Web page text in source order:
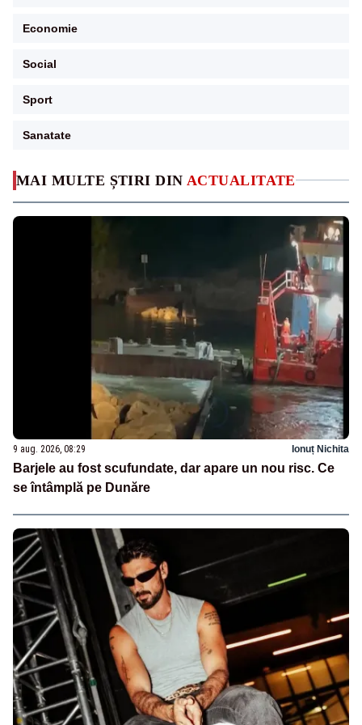
MAI MULTE ȘTIRI DIN ACTUALITATE
9 aug. 2026, 08:29 Ionuț Nichita
Barjele au fost scufundate, dar apare un nou risc. Ce
se întâmplă pe Dunăre
Economie
Social
Sport
Sanatate